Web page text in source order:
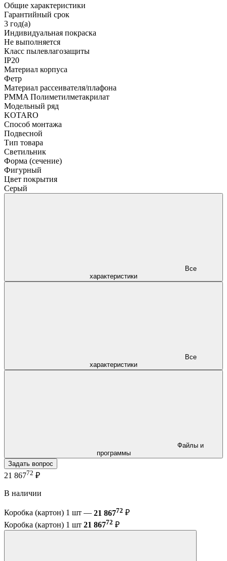
Общие характеристики
Гарантийный срок
3 год(а)
Индивидуальная покраска
Не выполняется
Класс пылевлагозащиты
IP20
Материал корпуса
Фетр
Материал рассеивателя/плафона
PMMA Полиметилметакрилат
Модельный ряд
KOTARO
Способ монтажа
Подвесной
Тип товара
Светильник
Форма (сечение)
Фигурный
Цвет покрытия
Серый
характеристики
характеристики
программы
Задать вопрос
21 86772 ₽
В наличии
Коробка (картон) 1 шт — 21 86772 ₽
Коробка (картон) 1 шт 21 86772 ₽